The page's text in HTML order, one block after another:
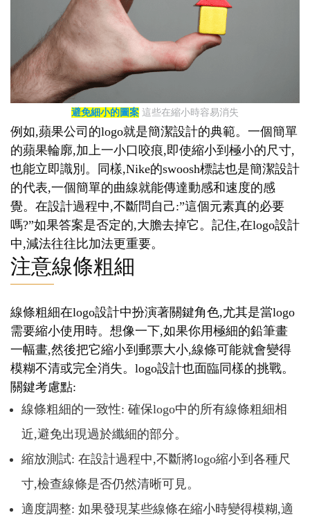
避免細小的圖案 這些在縮小時容易消失
例如,蘋果公司的logo就是簡潔設計的典範。一個簡單
的蘋果輪廓,加上一小口咬痕,即使縮小到極小的尺寸,
也能立即識別。同樣,Nike的swoosh標誌也是簡潔設計
的代表,一個簡單的曲線就能傳達動感和速度的感
覺。在設計過程中,不斷問自己:”這個元素真的必要
嗎?”如果答案是否定的,大膽去掉它。記住,在logo設計
中,減法往往比加法更重要。
注意線條粗細
線條粗細在logo設計中扮演著關鍵角色,尤其是當logo
需要縮小使用時。想像一下,如果你用極細的鉛筆畫
一幅畫,然後把它縮小到郵票大小,線條可能就會變得
模糊不清或完全消失。logo設計也面臨同樣的挑戰。
關鍵考慮點:
線條粗細的一致性: 確保logo中的所有線條粗細相
近,避免出現過於纖細的部分。
縮放測試: 在設計過程中,不斷將logo縮小到各種尺
寸,檢查線條是否仍然清晰可見。
適度調整: 如果發現某些線條在縮小時變得模糊,適